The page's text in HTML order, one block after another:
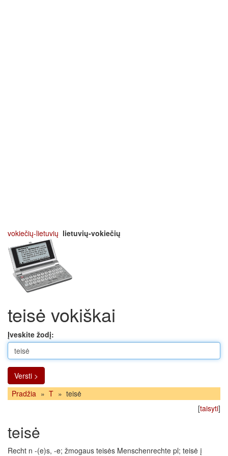
vokiečių-lietuvių lietuvių-vokiečių
teisė vokiškai
Įveskite žodį:
Versti >
Pradžia » T » teisė
[taisyti]
teisė
Recht n -(e)s, -e; žmogaus teisės Menschenrechte pl; teisė į